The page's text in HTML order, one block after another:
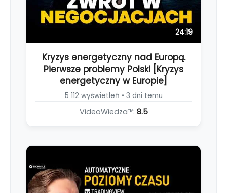
24:19
Kryzys energetyczny nad Europą.
Pierwsze problemy Polski [Kryzys
energetyczny w Europie]
5 112 wyświetleń • 3 dni temu
VideoWiedza™: 8.5